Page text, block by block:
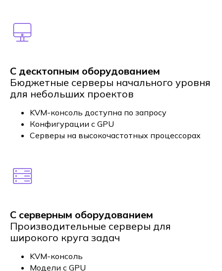
С десктопным оборудованием
Бюджетные серверы начального уровня
для небольших проектов
KVM-консоль доступна по запросу
Конфигурации с GPU
Серверы на высокочастотных процессорах
С серверным оборудованием
Производительные серверы для
широкого круга задач
KVM-консоль
Модели с GPU